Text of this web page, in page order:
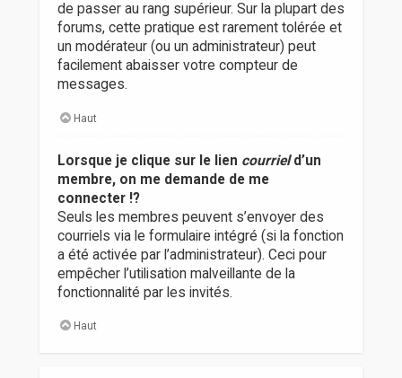
de passer au rang supérieur. Sur la plupart des
forums, cette pratique est rarement tolérée et
un modérateur (ou un administrateur) peut
facilement abaisser votre compteur de
messages.
Haut
Lorsque je clique sur le lien courrield’un
membre, on me demande de me
connecter !?
Seuls les membres peuvent s’envoyer des
courriels via le formulaire intégré (si la fonction
a été activée par l’administrateur). Ceci pour
empêcher l’utilisation malveillante de la
fonctionnalité par les invités.
Haut